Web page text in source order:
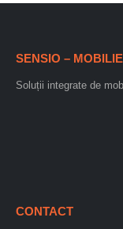
SENSIO –
Soluții integrate de
CONTACT